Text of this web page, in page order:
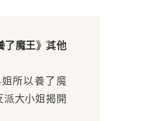
了魔王》其他
所以養了魔
派大小姐揭開